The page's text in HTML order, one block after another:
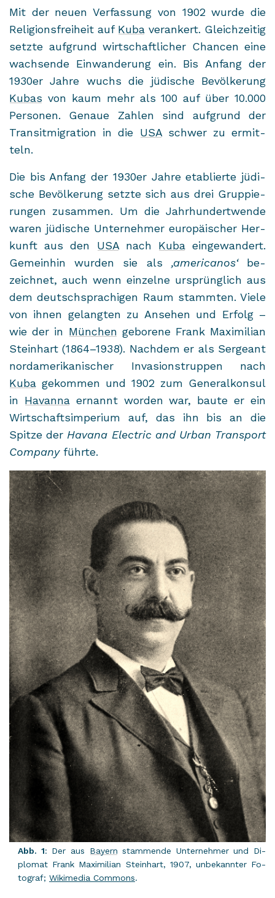
Mit der neuen Ver­fas­sung von 1902 wurde die
Re­li­gi­ons­frei­heit auf Kuba ver­an­kert. Gleich­zei­tig
setz­te auf­grund wirt­schaft­li­cher Chan­cen eine
wach­sen­de Ein­wan­de­rung ein. Bis An­fang der
1930er Jahre wuchs die jü­di­sche Be­völ­ke­rung
Kubas von kaum mehr als 100 auf über 10.000
Per­so­nen. Ge­naue Zah­len sind auf­grund der
Tran­sit­mi­gra­ti­on in die USAschwer zu er­mit­
teln.
Die bis An­fang der 1930er Jahre eta­blier­te jü­di­
sche Be­völ­ke­rung setz­te sich aus drei Grup­pie­
run­gen zu­sam­men. Um die Jahr­hun­dert­wen­de
waren jü­di­sche Un­ter­neh­mer eu­ro­päi­scher Her­
kunft aus den USAnach Kubaein­ge­wan­dert.
Ge­mein­hin wur­den sie als ‚ame­ri­ca­nos‘be­
zeich­net, auch wenn ein­zel­ne ur­sprüng­lich aus
dem deutsch­spra­chi­gen Raum stamm­ten. Viele
von ihnen ge­lang­ten zu An­se­hen und Er­folg –
wie der in Mün­chen ge­bo­re­ne Frank Ma­xi­mi­li­an
Stein­hart (1864–1938). Nach­dem er als Ser­geant
nord­ame­ri­ka­ni­scher In­va­si­ons­trup­pen nach
Kuba ge­kom­men und 1902 zum Ge­ne­ral­kon­sul
in Ha­van­naer­nannt wor­den war, baute er ein
Wirt­schafts­im­pe­ri­um auf, das ihn bis an die
Spit­ze der Ha­va­na Electric and Urban Trans­port
Com­pa­nyführ­te.
Abb. 1: Der aus Bay­ern stam­men­de Un­ter­neh­mer und Di­
plo­mat Frank Ma­xi­mi­li­an Stein­hart, 1907, un­be­kann­ter Fo­
to­graf; Wi­ki­me­dia Com­mons.